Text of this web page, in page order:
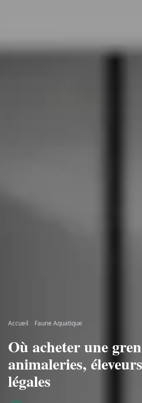
Accueil Faune Aquatique
Où acheter une
animaleries,
légales